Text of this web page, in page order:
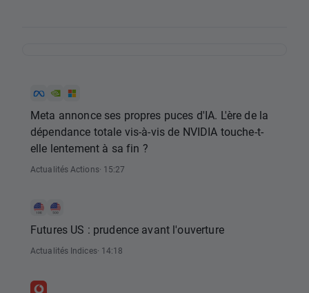
Meta annonce ses propres puces d'IA. L'ère de la
dépendance totale vis-à-vis de NVIDIA touche-t-
elle lentement à sa fin ?
Actualités Actions· 15:27
Futures US : prudence avant l'ouverture
Actualités Indices· 14:18